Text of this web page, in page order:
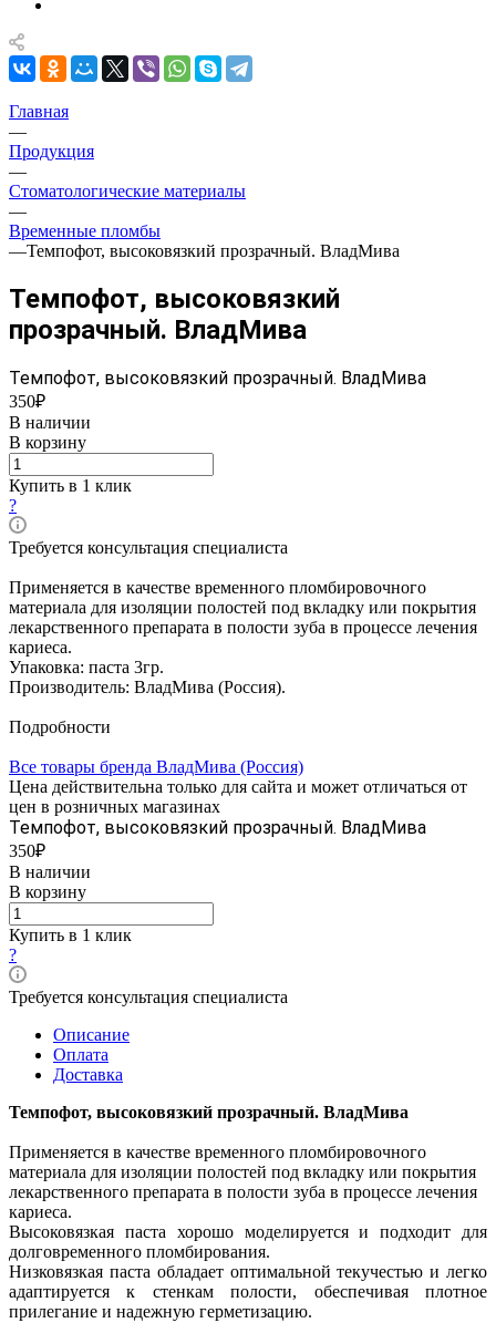
Главная
—
Продукция
—
Стоматологические материалы
—
Временные пломбы
—Темпофот, высоковязкий прозрачный. ВладМива
Темпофот, высоковязкий
прозрачный. ВладМива
Темпофот, высоковязкий прозрачный. ВладМива
350₽
В наличии
В корзину
Купить в 1 клик
?
Требуется консультация специалиста
Применяется в качестве временного пломбировочного
материала для изоляции полостей под вкладку или покрытия
лекарственного препарата в полости зуба в процессе лечения
кариеса.
Упаковка: паста 3гр.
Производитель: ВладМива (Россия).
Подробности
Все товары бренда ВладМива (Россия)
Цена действительна только для сайта и может отличаться от
цен в розничных магазинах
Темпофот, высоковязкий прозрачный. ВладМива
350₽
В наличии
В корзину
Купить в 1 клик
?
Требуется консультация специалиста
Описание
Оплата
Доставка
Темпофот, высоковязкий прозрачный. ВладМива
Применяется в качестве временного пломбировочного
материала для изоляции полостей под вкладку или покрытия
лекарственного препарата в полости зуба в процессе лечения
кариеса.
Высоковязкая паста хорошо моделируется и подходит для
долговременного пломбирования.
Низковязкая паста обладает оптимальной текучестью и легко
адаптируется к стенкам полости, обеспечивая плотное
прилегание и надежную герметизацию.